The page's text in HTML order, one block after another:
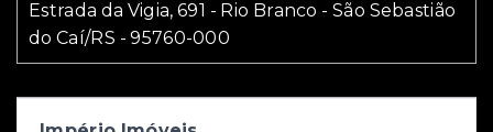
Estrada da Vigia, 691 - Rio Branco - São Sebastião
do Caí/RS - 95760-000